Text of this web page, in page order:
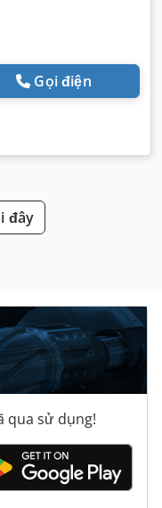
Gọi điện
đây
qua sử dụng!